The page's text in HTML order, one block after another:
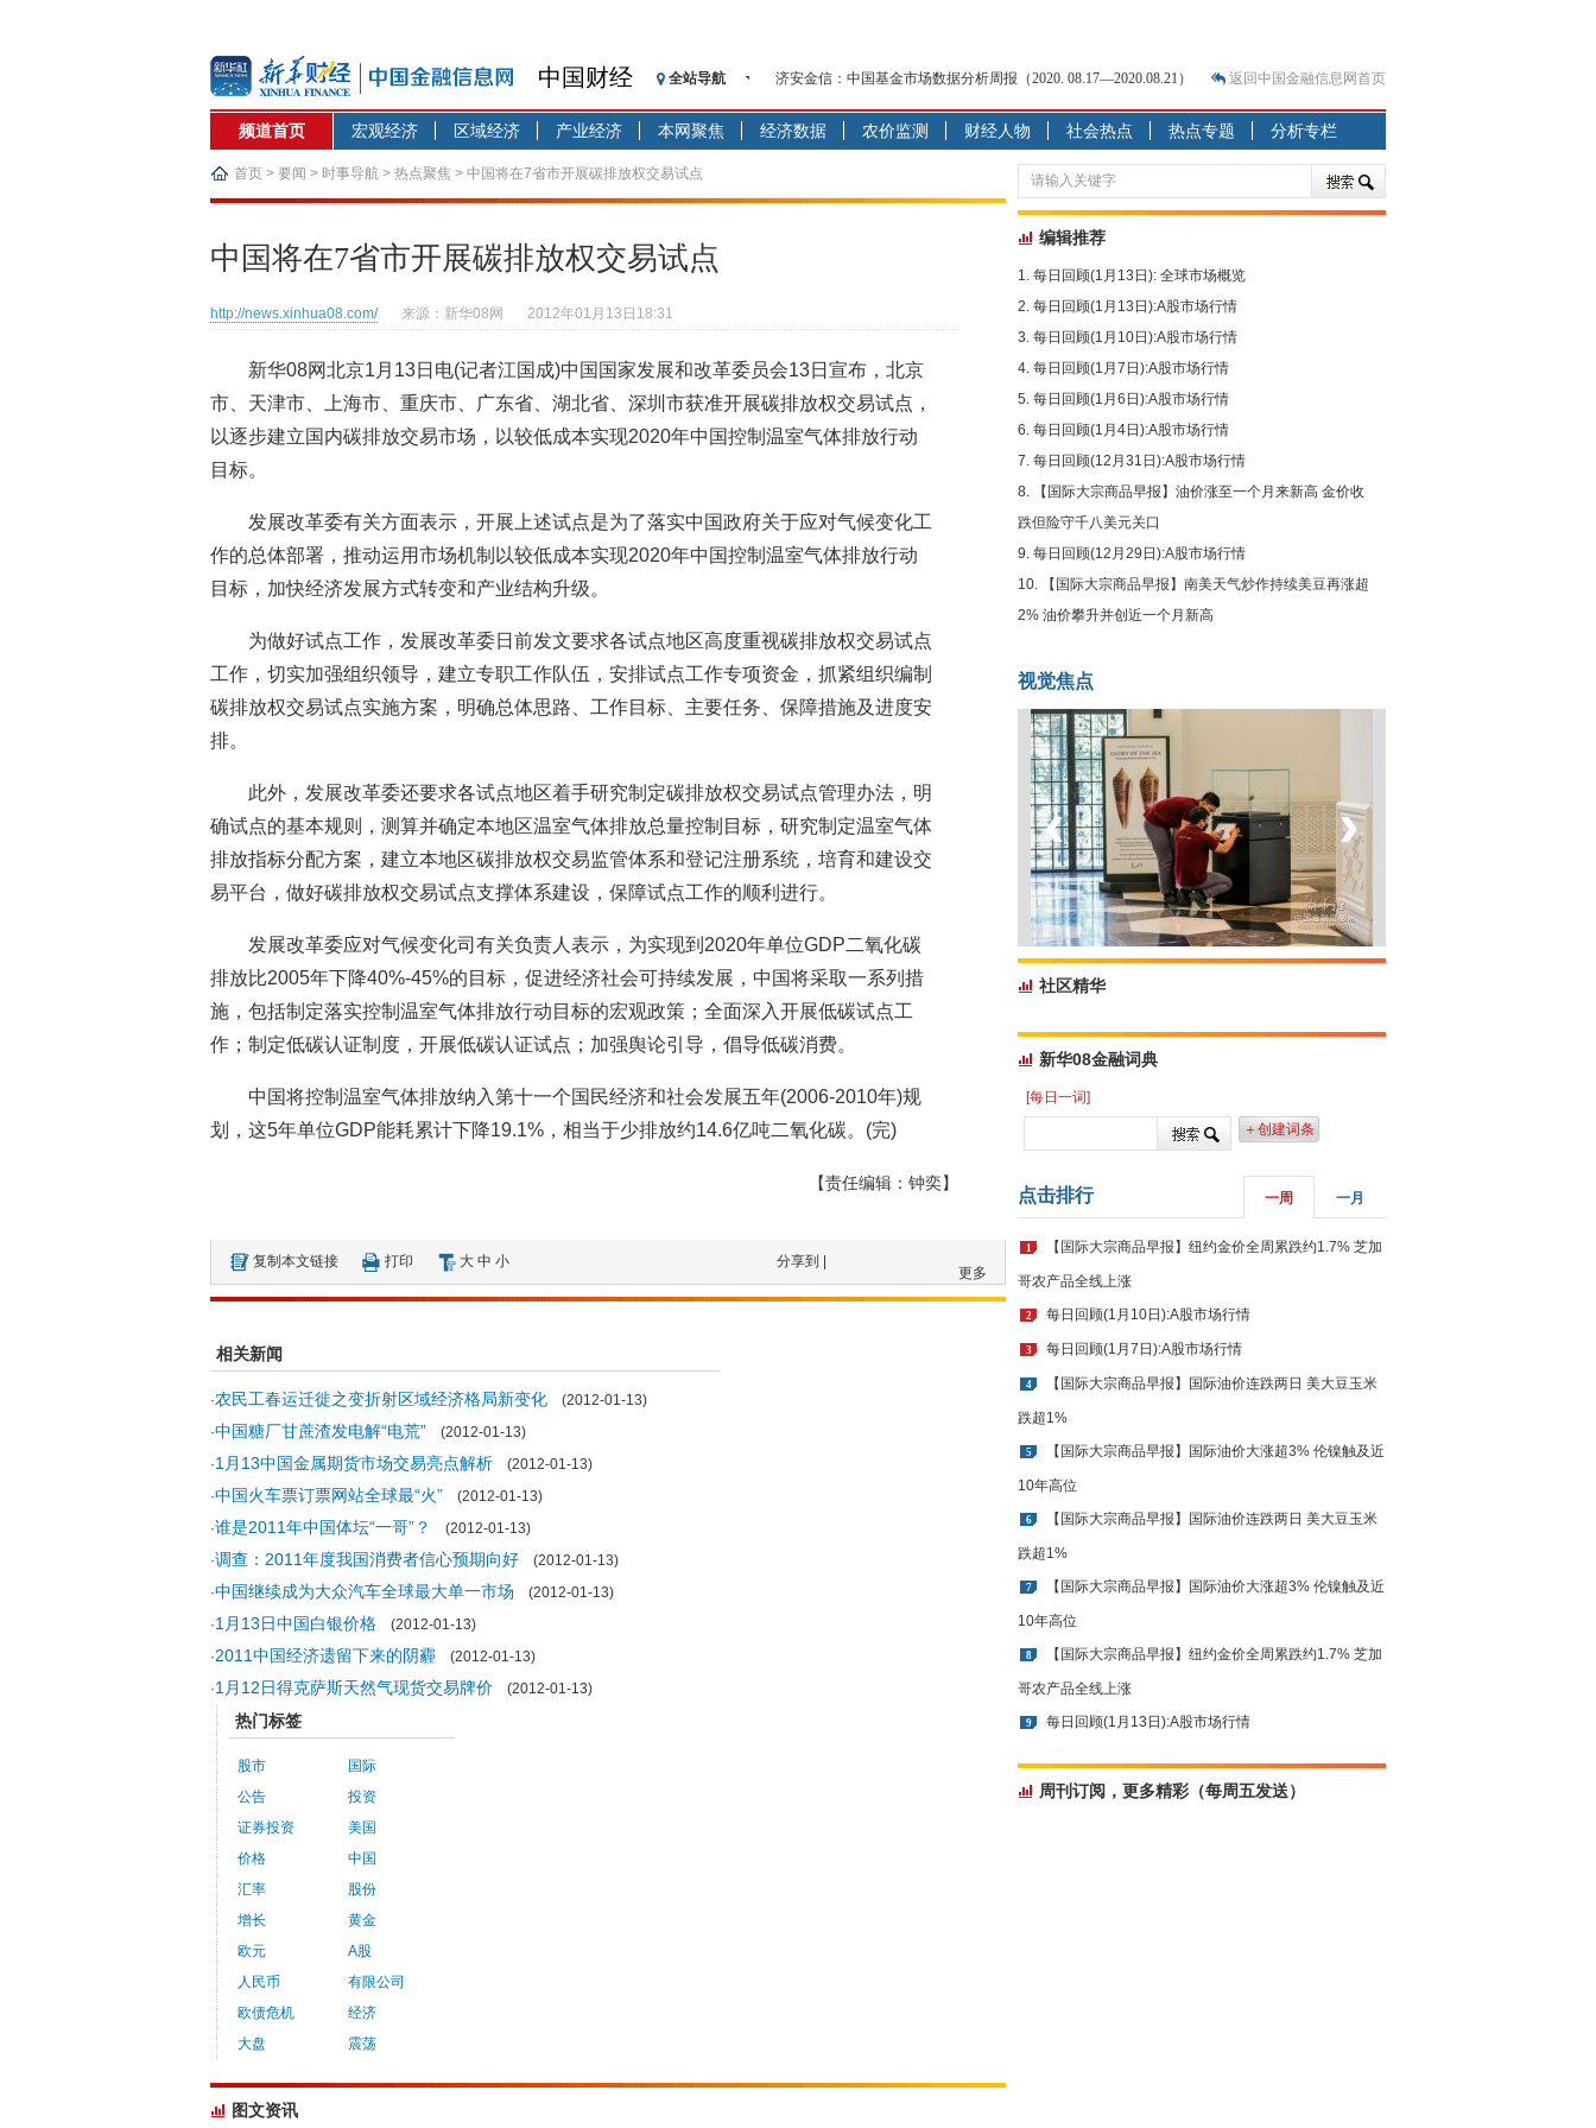
中国财经 全站导航
济安金信：中国基金市场数据分析周报（2020. 08.17—2020.08.21）
【见·闻】疫情下，新加坡旅游业步履维艰
记者手记：疫情下的香港零售业如何浴火重生？
【见·闻】疫情下一家香港传统零售商的转型突围之旅
济安金信：中国基金市场数据分析周报（2020. 07.27—2020.07.31）
【新华财经调查】同业存单、结构性存款玩起“跷跷板” 结构性失衡藏
基本面及股市双轮冲击 债市回调十年期债表现最弱
沥青期货连续两日涨逾3% 沪银及两粕涨势喜人
返回中国金融信息网首页
频道首页 宏观经济 区域经济 产业经济 本网聚焦 经济数据 农价监测 财经人物 社会热点 热点专题 分析专栏
首页 > 要闻 > 时事导航 > 热点聚焦 > 中国将在7省市开展碳排放权交易试点
中国将在7省市开展碳排放权交易试点
http://news.xinhua08.com/ 来源：新华08网 2012年01月13日18:31
新华08网北京1月13日电(记者江国成)中国国家发展和改革委员会13日宣布，北京
市、天津市、上海市、重庆市、广东省、湖北省、深圳市获准开展碳排放权交易试点，
以逐步建立国内碳排放交易市场，以较低成本实现2020年中国控制温室气体排放行动
目标。
发展改革委有关方面表示，开展上述试点是为了落实中国政府关于应对气候变化工
作的总体部署，推动运用市场机制以较低成本实现2020年中国控制温室气体排放行动
目标，加快经济发展方式转变和产业结构升级。
为做好试点工作，发展改革委日前发文要求各试点地区高度重视碳排放权交易试点
工作，切实加强组织领导，建立专职工作队伍，安排试点工作专项资金，抓紧组织编制
碳排放权交易试点实施方案，明确总体思路、工作目标、主要任务、保障措施及进度安
排。
此外，发展改革委还要求各试点地区着手研究制定碳排放权交易试点管理办法，明
确试点的基本规则，测算并确定本地区温室气体排放总量控制目标，研究制定温室气体
排放指标分配方案，建立本地区碳排放权交易监管体系和登记注册系统，培育和建设交
易平台，做好碳排放权交易试点支撑体系建设，保障试点工作的顺利进行。
发展改革委应对气候变化司有关负责人表示，为实现到2020年单位GDP二氧化碳
排放比2005年下降40%-45%的目标，促进经济社会可持续发展，中国将采取一系列措
施，包括制定落实控制温室气体排放行动目标的宏观政策；全面深入开展低碳试点工
作；制定低碳认证制度，开展低碳认证试点；加强舆论引导，倡导低碳消费。
中国将控制温室气体排放纳入第十一个国民经济和社会发展五年(2006-2010年)规
划，这5年单位GDP能耗累计下降19.1%，相当于少排放约14.6亿吨二氧化碳。(完)
【责任编辑：钟奕】
复制本文链接 打印 大 中 小 分享到 |
更多
相关新闻
·农民工春运迁徙之变折射区域经济格局新变化 (2012-01-13)
·中国糖厂甘蔗渣发电解“电荒” (2012-01-13)
·1月13中国金属期货市场交易亮点解析 (2012-01-13)
·中国火车票订票网站全球最“火” (2012-01-13)
·谁是2011年中国体坛“一哥”？
(2012-01-13)
·调查：2011年度我国消费者信心预期向好 (2012-01-13)
·中国继续成为大众汽车全球最大单一市场 (2012-01-13)
·1月13日中国白银价格 (2012-01-13)
·2011中国经济遗留下来的阴霾 (2012-01-13)
·1月12日得克萨斯天然气现货交易牌价 (2012-01-13)
热门标签
股市
公告
证券投资
价格
汇率
增长
欧元
人民币
欧债危机
大盘
国际
投资
美国
中国
股份
黄金
A股
有限公司
经济
震荡
图文资讯
编辑推荐
每日回顾(1月13日): 全球市场概览
每日回顾(1月13日):A股市场行情
每日回顾(1月10日):A股市场行情
每日回顾(1月7日):A股市场行情
每日回顾(1月6日):A股市场行情
每日回顾(1月4日):A股市场行情
每日回顾(12月31日):A股市场行情
【国际大宗商品早报】油价涨至一个月来新高 金价收
跌但险守千八美元关口
每日回顾(12月29日):A股市场行情
【国际大宗商品早报】南美天气炒作持续美豆再涨超
2% 油价攀升并创近一个月新高
视觉焦点
菲律宾：防疫降级
‹ ›
社区精华
新华08金融词典
[每日一词]
＋创建词条
点击排行 一周 一月
1 【国际大宗商品早报】纽约金价全周累跌约1.7% 芝加
哥农产品全线上涨
2 每日回顾(1月10日):A股市场行情
3 每日回顾(1月7日):A股市场行情
4 【国际大宗商品早报】国际油价连跌两日 美大豆玉米
跌超1%
5 【国际大宗商品早报】国际油价大涨超3% 伦镍触及近
10年高位
6 【国际大宗商品早报】国际油价连跌两日 美大豆玉米
跌超1%
7 【国际大宗商品早报】国际油价大涨超3% 伦镍触及近
10年高位
8 【国际大宗商品早报】纽约金价全周累跌约1.7% 芝加
哥农产品全线上涨
9 每日回顾(1月13日):A股市场行情
周刊订阅，更多精彩（每周五发送）